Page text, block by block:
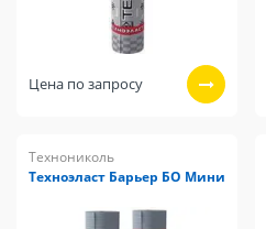
Цена по запросу
Технониколь
Техноэласт Барьер БО Мини